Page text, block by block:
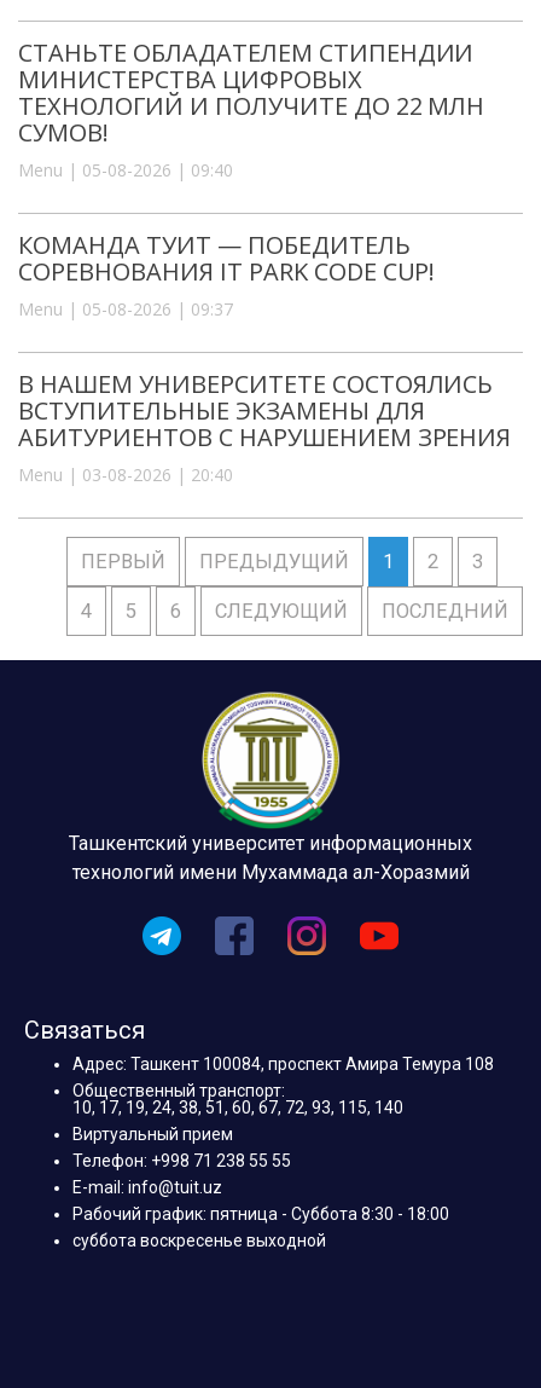
СТАНЬТЕ ОБЛАДАТЕЛЕМ СТИПЕНДИИ
МИНИСТЕРСТВА ЦИФРОВЫХ
ТЕХНОЛОГИЙ И ПОЛУЧИТЕ ДО 22 МЛН
СУМОВ!
Menu | 05-08-2026 | 09:40
КОМАНДА ТУИТ — ПОБЕДИТЕЛЬ
СОРЕВНОВАНИЯ IT PARK CODE CUP!
Menu | 05-08-2026 | 09:37
В НАШЕМ УНИВЕРСИТЕТЕ СОСТОЯЛИСЬ
ВСТУПИТЕЛЬНЫЕ ЭКЗАМЕНЫ ДЛЯ
АБИТУРИЕНТОВ С НАРУШЕНИЕМ ЗРЕНИЯ
Menu | 03-08-2026 | 20:40
ПЕРВЫЙ ПРЕДЫДУЩИЙ 1 2 3
4 5 6 СЛЕДУЮЩИЙ ПОСЛЕДНИЙ
Ташкентский университет информационных
технологий имени Мухаммада ал-Хоразмий
Связаться
Адрес: Ташкент 100084, проспект Амира Темура 108
Общественный транспорт:
10, 17, 19, 24, 38, 51, 60, 67, 72, 93, 115, 140
Виртуальный прием
Телефон: +998 71 238 55 55
E-mail: info@tuit.uz
Рабочий график: пятница - Суббота 8:30 - 18:00
суббота воскресенье выходной